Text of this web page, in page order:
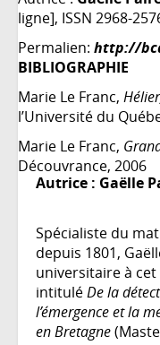
ligne], ISSN 2968-
Permalien: http://
BIBLIOGRAPHIE
Marie Le Franc,
l’Université du
Marie Le Franc,
Découvrance, 2006
Autrice : Gaëlle
Spécialiste du
depuis 1801,
universitaire à
intituléDe la
l’émergence et la
en Bretagne